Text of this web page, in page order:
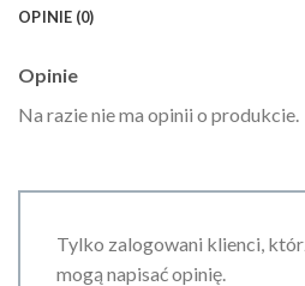
OPINIE (0)
Opinie
Na razie nie ma opinii o produkcie.
Tylko zalogowani klienci,
mogą napisać opinię.